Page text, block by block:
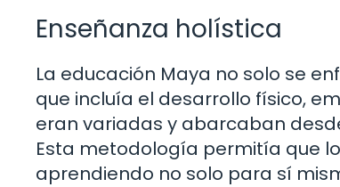
Enseñanza holística
La educación Maya no solo se
que incluía el desarrollo físico,
eran variadas y abarcaban
Esta metodología permitía que
aprendiendo no solo para sí